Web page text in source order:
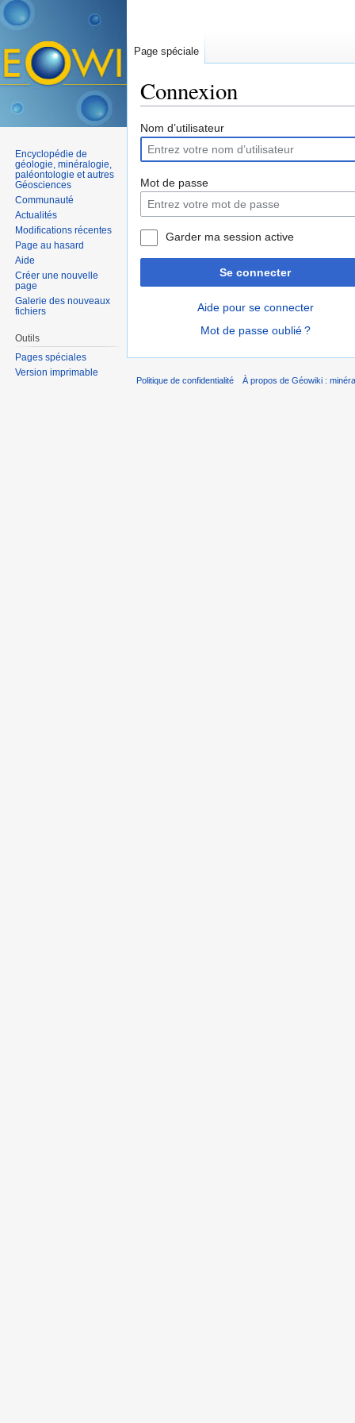
Connexion
Nom d’utilisateur
Mot de passe
Garder ma session active
Se connecter
Aide pour se connecter
Mot de passe oublié ?
Page spéciale
Encyclopédie de
géologie, minéralogie,
paléontologie et autres
Géosciences
Communauté
Actualités
Modifications récentes
Page au hasard
Aide
Créer une nouvelle
page
Galerie des nouveaux
fichiers
Outils
Pages spéciales
Version imprimable
Politique de confidentialité À propos de Géowiki :